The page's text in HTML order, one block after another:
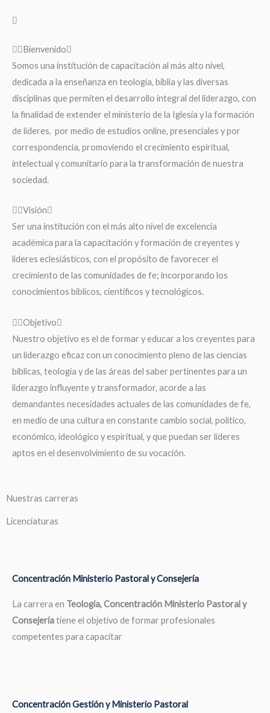
Bienvenido
Somos una institución de capacitación al más alto nivel,
dedicada a la enseñanza en teología, biblia y las diversas
disciplinas que permiten el desarrollo integral del liderazgo, con
la finalidad de extender el ministerio de la Iglesia y la formación
de líderes, por medio de estudios online, presenciales y por
correspondencia, promoviendo el crecimiento espiritual,
intelectual y comunitario para la transformación de nuestra
sociedad.
Visión
Ser una institución con el más alto nivel de excelencia
académica para la capacitación y formación de creyentes y
líderes eclesiásticos, con el propósito de favorecer el
crecimiento de las comunidades de fe; incorporando los
conocimientos bíblicos, científicos y tecnológicos.
Objetivo
Nuestro objetivo es el de formar y educar a los creyentes para
un liderazgo eficaz con un conocimiento pleno de las ciencias
bíblicas, teología y de las áreas del saber pertinentes para un
liderazgo influyente y transformador, acorde a las
demandantes necesidades actuales de las comunidades de fe,
en medio de una cultura en constante cambio social, político,
económico, ideológico y espiritual, y que puedan ser líderes
aptos en el desenvolvimiento de su vocación.
Nuestras carreras
Licenciaturas
Concentración Ministerio Pastoral y Consejería
La carrera en Teología, Concentración Ministerio Pastoral y
Consejeríatiene el objetivo de formar profesionales
competentes para capacitar
Concentración Gestión y Ministerio Pastoral